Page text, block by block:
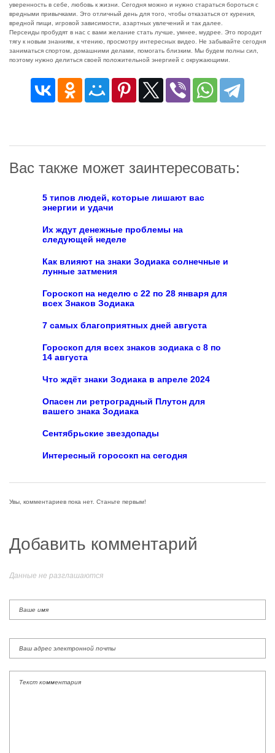
уверенность в себе, любовь к жизни. Сегодня можно и нужно стараться бороться с
вредными привычками. Это отличный день для того, чтобы отказаться от курения,
вредной пищи, игровой зависимости, азартных увлечений и так далее.
Персеиды пробудят в нас с вами желание стать лучше, умнее, мудрее. Это породит
тягу к новым знаниям, к чтению, просмотру интересных видео. Не забывайте сегодня
заниматься спортом, домашними делами, помогать близким. Мы будем полны сил,
поэтому нужно делиться своей положительной энергией с окружающими.
Вас также может заинтересовать:
5 типов людей, которые лишают вас
энергии и удачи
Их ждут денежные проблемы на
следующей неделе
Как влияют на знаки Зодиака солнечные и
лунные затмения
Гороскоп на неделю c 22 по 28 января для
всех Знаков Зодиака
7 самых благоприятных дней августа
Гороскоп для всех знаков зодиака с 8 по
14 августа
Что ждёт знаки Зодиака в апреле 2024
Опасен ли ретроградный Плутон для
вашего знака Зодиака
Сентябрьские звездопады
Интересный горосокп на сегодня
Увы, комментариев пока нет. Станьте первым!
Добавить комментарий
Данные не разглашаются